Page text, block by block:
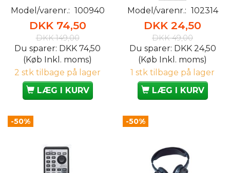
Model/varenr.: 100940
DKK 74,50
DKK 149,00
Du sparer: DKK 74,50
(Køb Inkl. moms)
2 stk tilbage på lager
LÆG I KURV
Model/varenr.: 102314
DKK 24,50
DKK 49,00
Du sparer: DKK 24,50
(Køb Inkl. moms)
1 stk tilbage på lager
LÆG I KURV
-50% -50%